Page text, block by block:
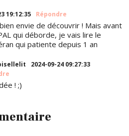
19:12:35 Répondre
envie de découvrir ! Mais avant
qui déborde, je vais lire le
qui patiente depuis 1 an
2024-09-24 09:27:33
! ;)